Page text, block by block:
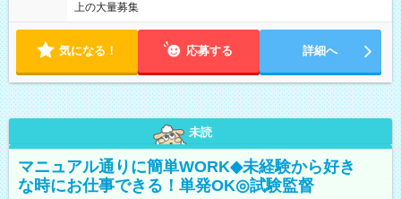
上の大量募集
気になる！ 応募する 詳細へ
未読
マニュアル通りに簡単WORK◆未経験から好き
な時にお仕事できる！単発OK◎試験監督